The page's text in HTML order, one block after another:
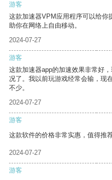
游客
这款加速器VPM应用程序可以给你
助你在网络上自由移动。
2024-07-27
游客
这款加速器app的加速效果非常好
况了。我以前玩游戏经常会输，现
不少。
2024-07-27
游客
这款软件的价格非常实惠，值得推荐
2024-07-27
游客